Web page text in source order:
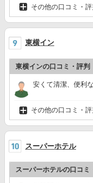
その他の口コミ・評
東横イン
東横インの口コミ・評判
安くて清潔、便利
その他の口コミ・評
スーパーホテル
スーパーホテルの口コミ